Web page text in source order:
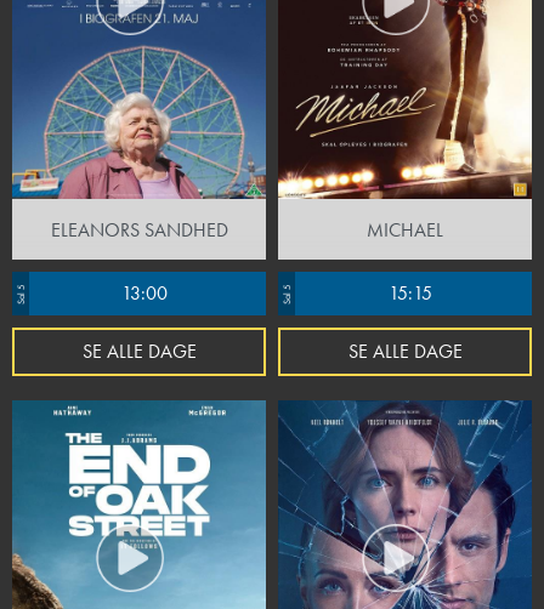
ELEANORS SANDHED
Sal 5 13:00
SE ALLE DAGE
MICHAEL
Sal 5 15:15
SE ALLE DAGE